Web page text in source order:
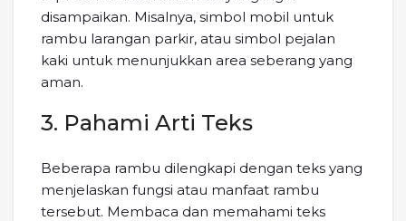
disampaikan. Misalnya, simbol mobil untuk
rambu larangan parkir, atau simbol pejalan
kaki untuk menunjukkan area seberang yang
aman.
3. Pahami Arti Teks
Beberapa rambu dilengkapi dengan teks yang
menjelaskan fungsi atau manfaat rambu
tersebut. Membaca dan memahami teks